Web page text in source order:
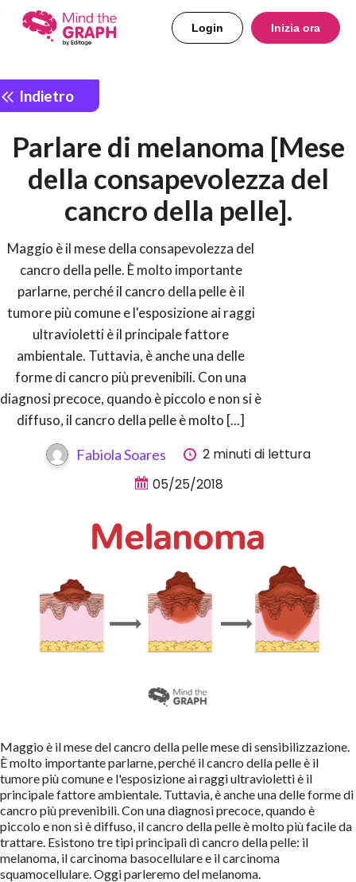
Login Inizia ora
Indietro
Parlare di melanoma [Mese
della consapevolezza del
cancro della pelle].
Maggio è il mese della consapevolezza del
cancro della pelle. È molto importante
parlarne, perché il cancro della pelle è il
tumore più comune e l'esposizione ai raggi
ultravioletti è il principale fattore
ambientale. Tuttavia, è anche una delle
forme di cancro più prevenibili. Con una
diagnosi precoce, quando è piccolo e non si è
diffuso, il cancro della pelle è molto [...]
Fabiola Soares
2 minuti di lettura
05/25/2018
Maggio è il mese del cancro della pellemese di sensibilizzazione.
È molto importante parlarne, perché il cancro della pelle è il
tumore più comune e l'esposizione ai raggi ultravioletti è il
principale fattore ambientale. Tuttavia, è anche una delle forme di
cancro più prevenibili. Con una diagnosi precoce, quando è
piccolo e non si è diffuso, il cancro della pelle è molto più facile da
trattare. Esistono tre tipi principali di cancro della pelle: il
melanoma, il carcinoma basocellulare e il carcinoma
squamocellulare. Oggi parleremo del melanoma.